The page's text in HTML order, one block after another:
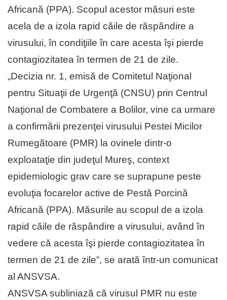
Africană (PPA). Scopul acestor măsuri este
acela de a izola rapid căile de răspândire a
virusului, în condiţiile în care acesta îşi pierde
contagiozitatea în termen de 21 de zile.
„Decizia nr. 1, emisă de Comitetul Naţional
pentru Situaţii de Urgenţă (CNSU) prin Centrul
Naţional de Combatere a Bolilor, vine ca urmare
a confirmării prezenţei virusului Pestei Micilor
Rumegătoare (PMR) la ovinele dintr-o
exploataţie din judeţul Mureş, context
epidemiologic grav care se suprapune peste
evoluţia focarelor active de Pestă Porcină
Africană (PPA). Măsurile au scopul de a izola
rapid căile de răspândire a virusului, având în
vedere că acesta îşi pierde contagiozitatea în
termen de 21 de zile”, se arată într-un comunicat
al ANSVSA.
ANSVSA subliniază că virusul PMR nu este